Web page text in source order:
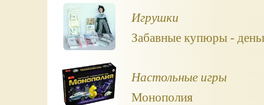
Игрушки
Забавные купюры -
Настольные игры
Монополия